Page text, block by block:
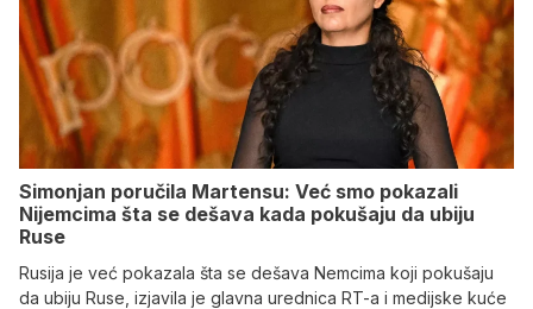
Simonjan poručila Martensu: Već smo pokazali
Nijemcima šta se dešava kada pokušaju da ubiju
Ruse
Rusija je već pokazala šta se dešava Nemcima koji pokušaju
da ubiju Ruse, izjavila je glavna urednica RT-a i medijske kuće